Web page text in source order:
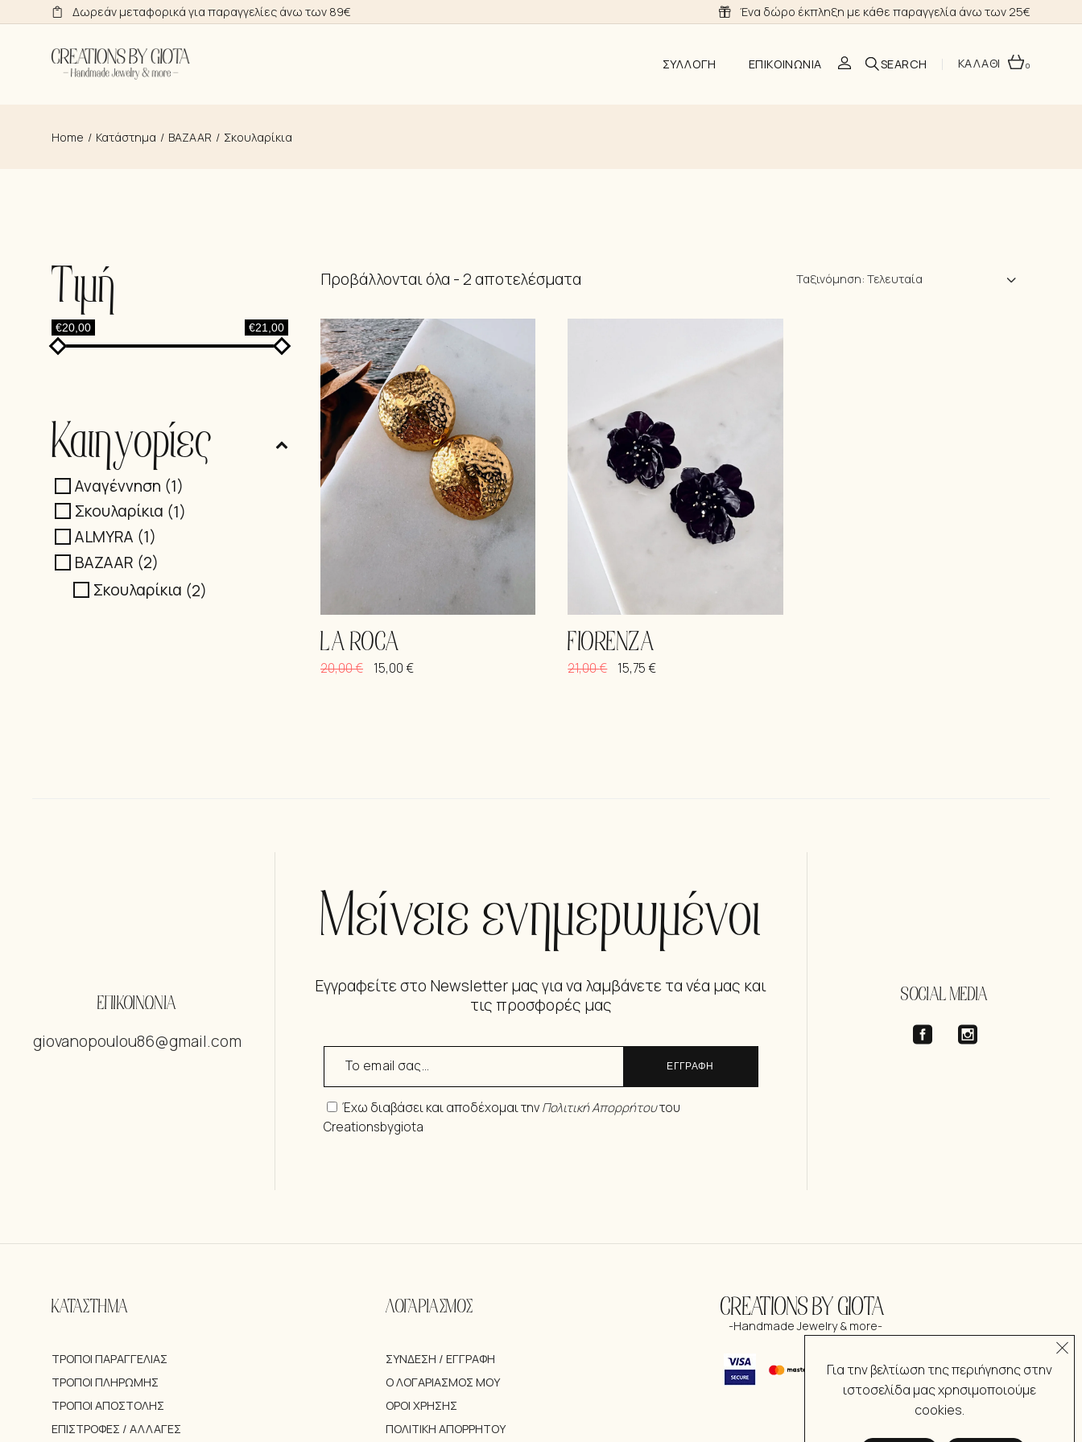
to
content
Δωρεάν μεταφορικά για παραγγελίες άνω των 89€ Ένα δώρο έκπληξη με κάθε παραγγελία άνω των 25€
ΣΥΛΛΟΓΉ
ΒΡΑΧΙΟΛΆΚΙΑ ΠΟΔΙΟΎ
ΕΠΙΚΟΙΝΩΝΊΑ ΚΑΛΑΘΙ 0
Home Κατάστημα BAZAAR Σκουλαρίκια
Προβάλλονται όλα - 2 αποτελέσματα Ταξινόμηση: Τελευταία
LA ROCA
20,00€ 15,00€
FIORENZA
21,00€ 15,75€
Τιμή
€20,00 €21,00
Κατηγορίες
Αναγέννηση (1)
Σκουλαρίκια (1)
ALMYRA (1)
BAZAAR (2)
Σκουλαρίκια (2)
ΕΠΙΚΟΙΝΩΝΙΑ
giovanopoulou86@gmail.com
Μείνετε ενημερωμένοι
Εγγραφείτε στο Newsletter μας για να λαμβάνετε τα νέα μας και
τις προσφορές μας
ΕΓΓΡΑΦΗ
Έχω διαβάσει και αποδέχομαι τηνΠολιτική Απορρήτουτου
Creationsbygiota
SOCIAL MEDIA
ΚΑΤΑΣΤΗΜΑ
ΤΡΌΠΟΙ ΠΑΡΑΓΓΕΛΊΑΣ
ΤΡΌΠΟΙ ΠΛΗΡΩΜΉΣ
ΤΡΌΠΟΙ ΑΠΟΣΤΟΛΉΣ
ΕΠΙΣΤΡΟΦΈΣ / ΑΛΛΑΓΈΣ
ΛΟΓΑΡΙΑΣΜΟΣ
ΣΎΝΔΕΣΗ / ΕΓΓΡΑΦΉ
Ο ΛΟΓΑΡΙΑΣΜΌΣ ΜΟΥ
ΌΡΟΙ ΧΡΉΣΗΣ
ΠΟΛΙΤΙΚΉ ΑΠΟΡΡΉΤΟΥ
CREATIONS BY GIOTA
-Handmade Jewelry & more-
Για την βελτίωση της περιήγησης στην
ιστοσελίδα μας χρησιμοποιούμε
cookies.